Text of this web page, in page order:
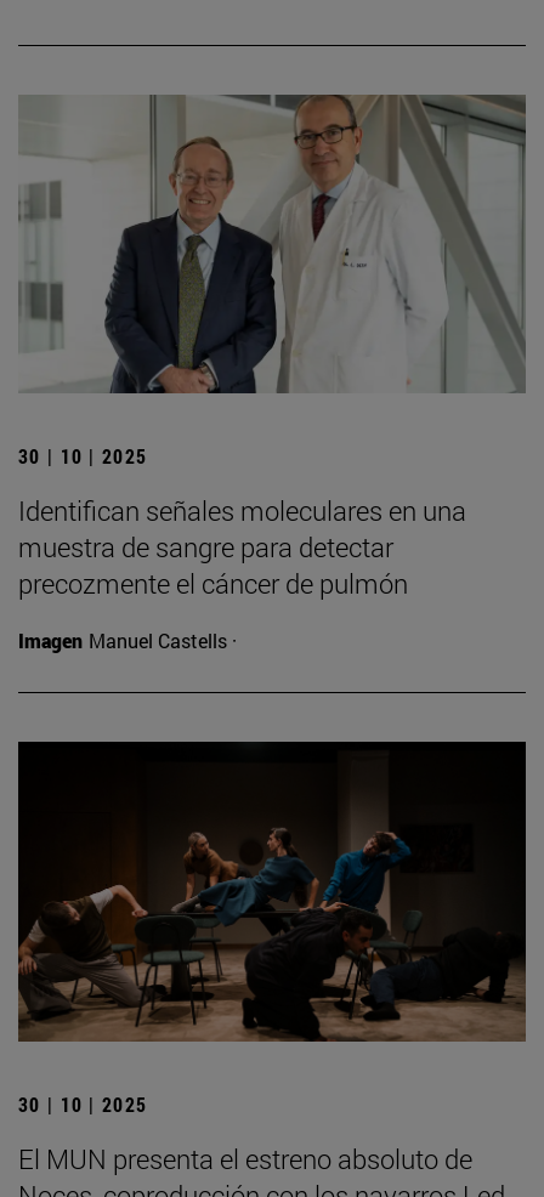
30 | 10 | 2025
Identifican señales moleculares en una
muestra de sangre para detectar
precozmente el cáncer de pulmón
Imagen Manuel Castells ·
30 | 10 | 2025
El MUN presenta el estreno absoluto de